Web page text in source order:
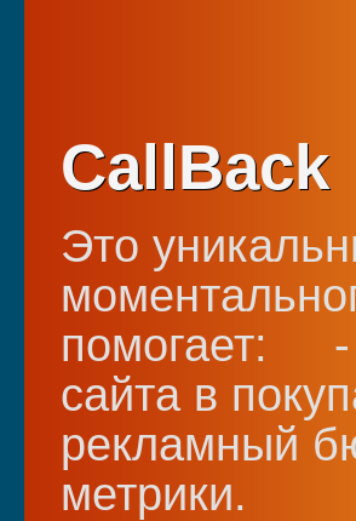
CallBack
Это
помогает: -
сайта в
рекламный
метрики.